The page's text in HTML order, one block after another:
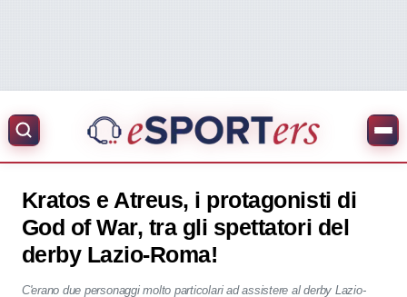
Kratos e Atreus, i protagonisti di
God of War, tra gli spettatori del
derby Lazio-Roma!
C'erano due personaggi molto particolari ad assistere al derby Lazio-